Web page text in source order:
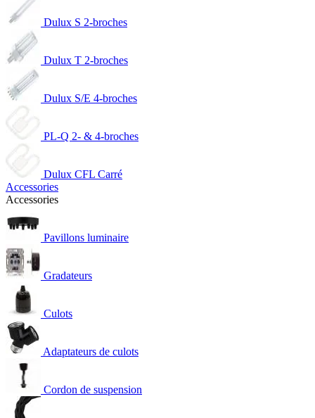
Dulux S 2-broches
Dulux T 2-broches
Dulux S/E 4-broches
PL-Q 2- & 4-broches
Dulux CFL Carré
Accessories
Accessories
Pavillons luminaire
Gradateurs
Culots
Adaptateurs de culots
Cordon de suspension